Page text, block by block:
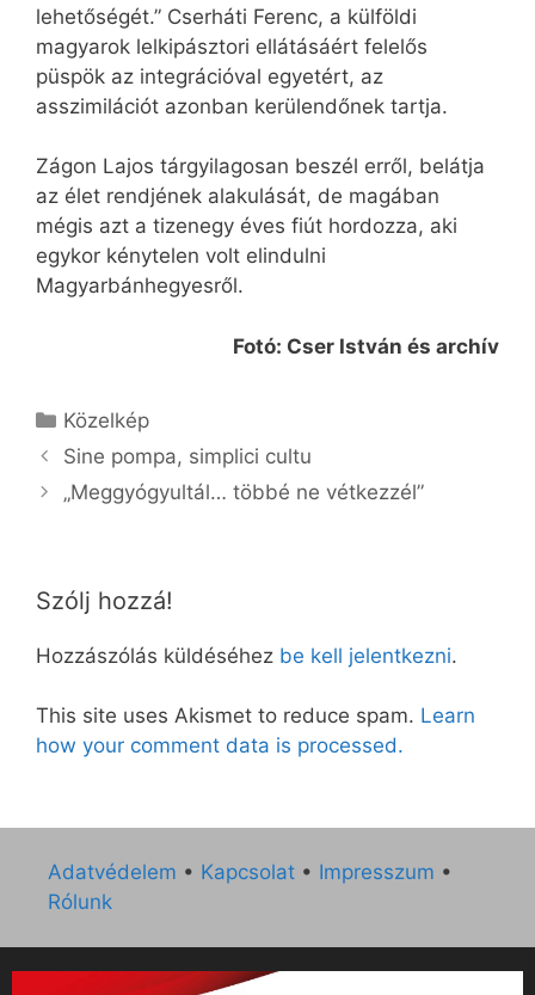
lehetőségét.” Cserháti Ferenc, a külföldi
magyarok lelkipásztori ellátásáért felelős
püspök az integrációval egyetért, az
asszimilációt azonban kerülendőnek tartja.
Zágon Lajos tárgyilagosan beszél erről, belátja
az élet rendjének alakulását, de magában
mégis azt a tizenegy éves fiút hordozza, aki
egykor kénytelen volt elindulni
Magyarbánhegyesről.
Fotó: Cser István és archív
Kategória
Közelkép
Sine pompa, simplici cultu
„Meggyógyultál… többé ne vétkezzél”
Szólj hozzá!
Hozzászólás küldéséhez be kell jelentkezni.
This site uses Akismet to reduce spam. Learn
how your comment data is processed.
Adatvédelem • Kapcsolat • Impresszum •
Rólunk